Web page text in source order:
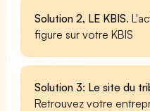
Solution 2, LE KBIS.
figure sur votre KBIS
Solution 3: Le site du
Retrouvez votre